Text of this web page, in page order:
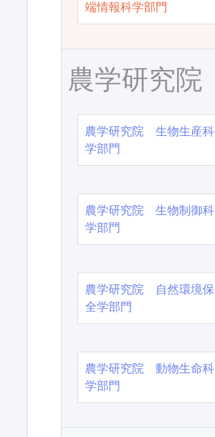
端情報科学部門
農学研究院
農学研究院 生物生産科
学部門
農学研究院 生物制御科
学部門
農学研究院 自然環境保
全学部門
農学研究院 動物生命科
学部門